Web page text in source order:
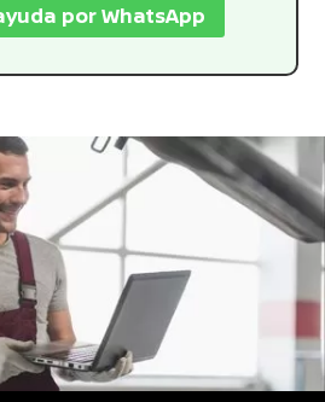
por WhatsApp